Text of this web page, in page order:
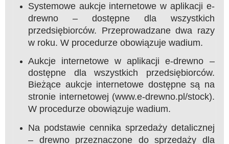
Systemowe aukcje internetowe w aplikacji e-
drewno – dostępne dla wszystkich
przedsiębiorców. Przeprowadzane dwa razy
w roku. W procedurze obowiązuje wadium.
Aukcje internetowe w aplikacji e-drewno –
dostępne dla wszystkich przedsiębiorców.
Bieżące aukcje internetowe dostępne są na
stronie internetowej (www.e-drewno.pl/stock).
W procedurze obowiązuje wadium.
Na podstawie cennika sprzedaży detalicznej
– drewno przeznaczone do sprzedaży dla